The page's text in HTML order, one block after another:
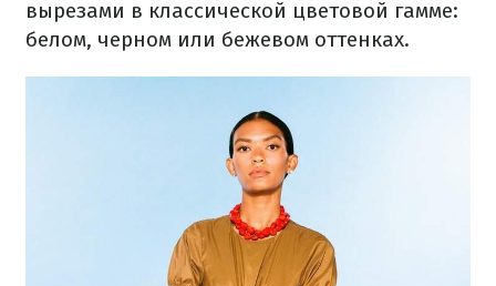
вырезами в классической цветовой гамме:
белом, черном или бежевом оттенках.